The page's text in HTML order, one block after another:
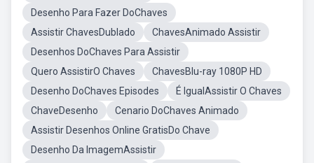
Desenho Para Fazer DoChaves
Assistir ChavesDublado
ChavesAnimado Assistir
Desenhos DoChaves Para Assistir
Quero AssistirO Chaves
ChavesBlu-ray 1080P HD
Desenho DoChaves Episodes
É IgualAssistir O Chaves
ChaveDesenho
Cenario DoChaves Animado
Assistir Desenhos Online GratisDo Chave
Desenho Da ImagemAssistir